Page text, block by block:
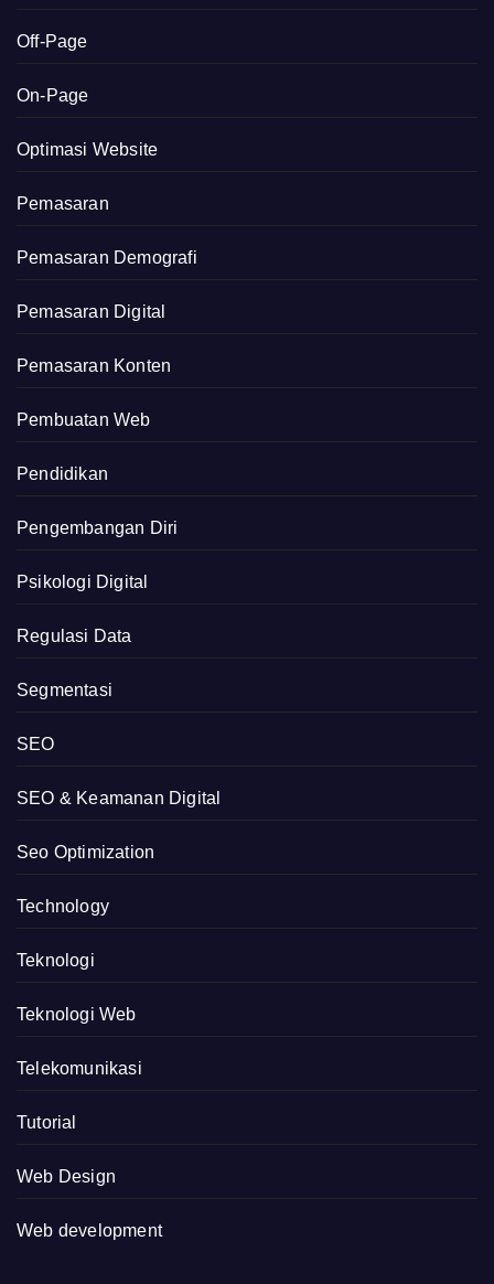
Off-Page
On-Page
Optimasi Website
Pemasaran
Pemasaran Demografi
Pemasaran Digital
Pemasaran Konten
Pembuatan Web
Pendidikan
Pengembangan Diri
Psikologi Digital
Regulasi Data
Segmentasi
SEO
SEO & Keamanan Digital
Seo Optimization
Technology
Teknologi
Teknologi Web
Telekomunikasi
Tutorial
Web Design
Web development